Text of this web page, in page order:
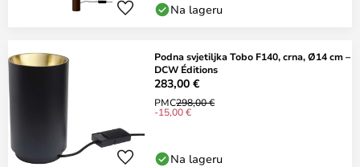
Na lageru
Podna svjetiljka Tobo F140, crna, Ø14 cm –
DCW Éditions
283,00 €
PMC298,00 €
-15,00 €
Na lageru